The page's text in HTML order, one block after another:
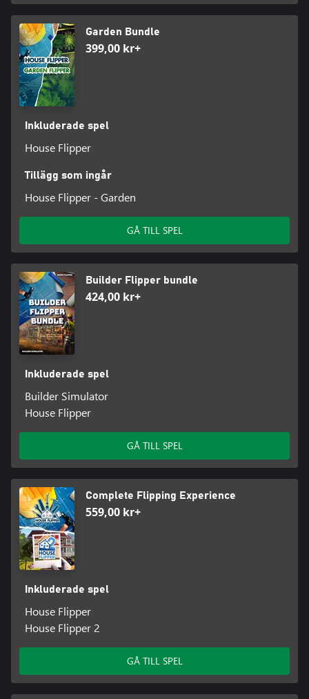
Garden Bundle
399,00 kr+
Inkluderade spel
House Flipper
Tillägg som ingår
House Flipper - Garden
GÅ TILL SPEL
Builder Flipper bundle
424,00 kr+
Inkluderade spel
Builder Simulator
House Flipper
GÅ TILL SPEL
Complete Flipping Experience
559,00 kr+
Inkluderade spel
House Flipper
House Flipper 2
GÅ TILL SPEL